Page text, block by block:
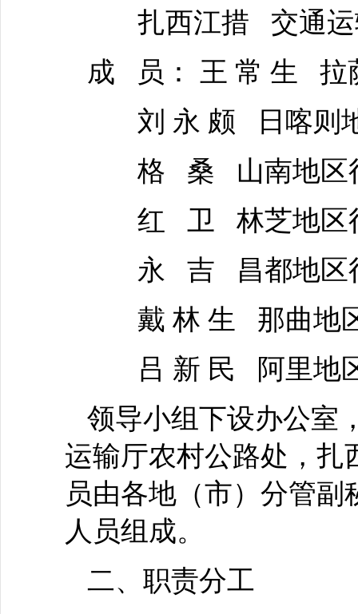
扎西江措 交通运
成 员： 王 常 生 拉
刘 永 颇 日喀则
格 桑 山南地区
红 卫 林芝地区
永 吉 昌都地区
戴 林 生 那曲地
吕 新 民 阿里地
领导小组下设办公室
运输厅农村公路处，扎
员由各地（市）分管
人员组成。
二、职责分工